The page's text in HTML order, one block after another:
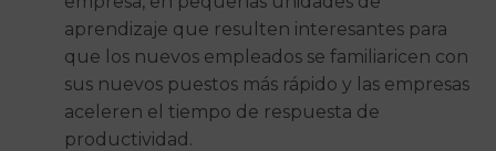
aprendizaje que resulten interesantes para
que los nuevos empleados se familiaricen con
sus nuevos puestos más rápido y las empresas
aceleren el tiempo de respuesta de
productividad.